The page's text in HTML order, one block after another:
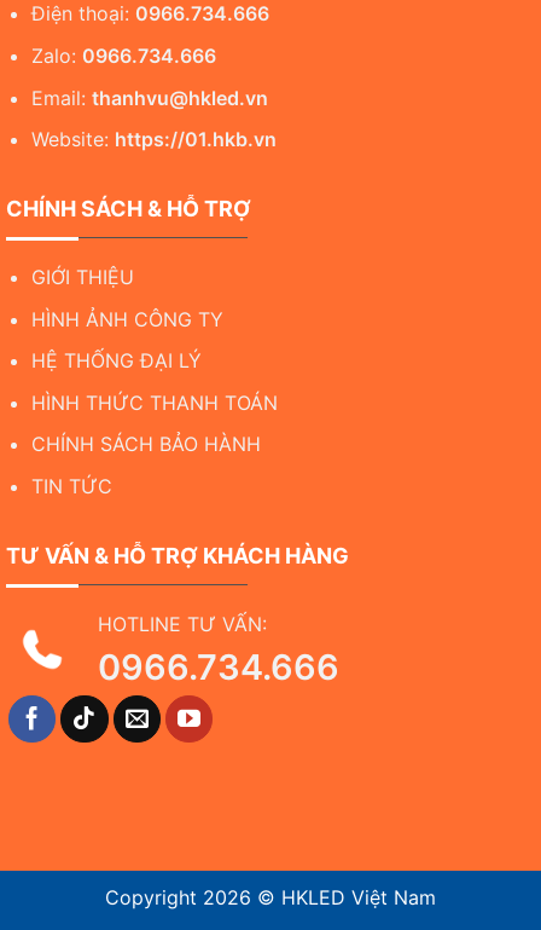
Điện thoại: 0966.734.666
Zalo: 0966.734.666
Email: thanhvu@hkled.vn
Website: https://01.hkb.vn
CHÍNH SÁCH & HỖ TRỢ
GIỚI THIỆU
HÌNH ẢNH CÔNG TY
HỆ THỐNG ĐẠI LÝ
HÌNH THỨC THANH TOÁN
CHÍNH SÁCH BẢO HÀNH
TIN TỨC
TƯ VẤN & HỖ TRỢ KHÁCH HÀNG
HOTLINE TƯ VẤN:
0966.734.666
Copyright 2026 © HKLED Việt Nam